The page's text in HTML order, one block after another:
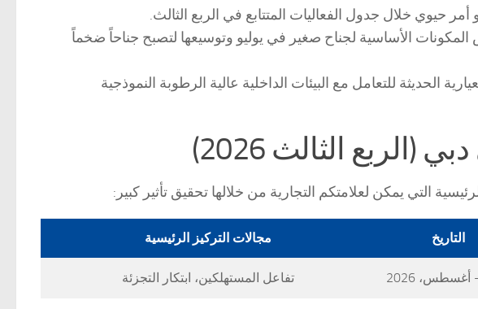
حيوي خلال جدول الفعاليات المتتابع في الربع الثالث.
المكونات الأساسية لجناح صغير في يوليو وتوسيعها لتصبح جناحاً ضخماً
الحديثة للتعامل مع البيئات الداخلية عالية الرطوبة النموذجية
الثالث 2026)
التي يمكن لعلامتكم التجارية من خلالها تحقيق تأثير كبير:
التاريخ مجالات التركيز الرئيسية
أغسطس، 2026 تفاعل المستهلكين، ابتكار التجزئة